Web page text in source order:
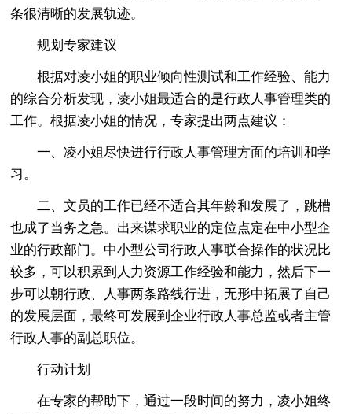
条很清晰的发展轨迹。
规划专家建议
根据对凌小姐的职业倾向性测试和工作经验、能力
的综合分析发现，凌小姐最适合的是行政人事管理类的
工作。根据凌小姐的情况，专家提出两点建议：
一、凌小姐尽快进行行政人事管理方面的培训和学
习。
二、文员的工作已经不适合其年龄和发展了，跳槽
也成了当务之急。出来谋求职业的定位点定在中小型企
业的行政部门。中小型公司行政人事联合操作的状况比
较多，可以积累到人力资源工作经验和能力，然后下一
步可以朝行政、人事两条路线行进，无形中拓展了自己
的发展层面，最终可发展到企业行政人事总监或者主管
行政人事的副总职位。
行动计划
在专家的帮助下，通过一段时间的努力，凌小姐终